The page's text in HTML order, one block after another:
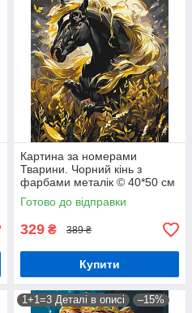
Картина за номерами
Тварини. Чорний кінь з
фарбами металік © 40*50 см
Орігамі LW 31200
Готово до відправки
329 ₴ 389 ₴
Купити
1+1=3 Деталі в описі –15%